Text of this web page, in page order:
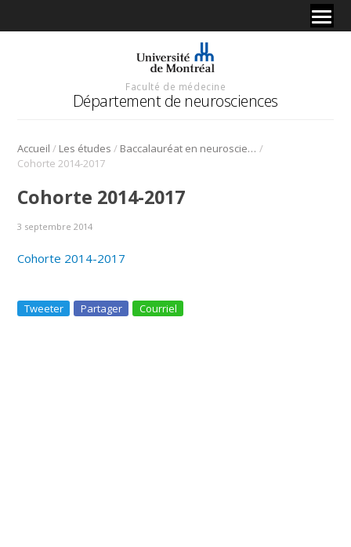
Faculté de médecine
Département de neurosciences
Accueil / Les études / Baccalauréat en neurosciences /
Cohorte 2014-2017
Cohorte 2014-2017
3 septembre 2014
Cohorte 2014-2017
Tweeter Partager Courriel